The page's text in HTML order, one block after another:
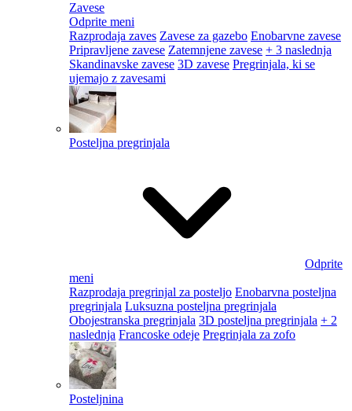
Zavese
Odprite meni
Razprodaja zaves Zavese za gazebo Enobarvne zavese
Pripravljene zavese Zatemnjene zavese + 3 naslednja
Skandinavske zavese 3D zavese Pregrinjala, ki se
ujemajo z zavesami
Posteljna pregrinjala
Odprite
meni
Razprodaja pregrinjal za posteljo Enobarvna posteljna
pregrinjala Luksuzna posteljna pregrinjala
Obojestranska pregrinjala 3D posteljna pregrinjala + 2
naslednja Francoske odeje Pregrinjala za zofo
Posteljnina